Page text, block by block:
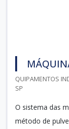
QUIPAMENTOS
SP
O sistema das
método de